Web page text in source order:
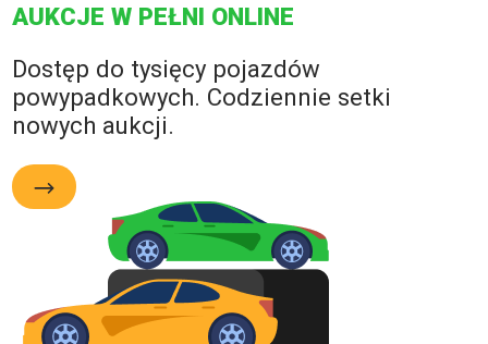
AUKCJE W PEŁNI ONLINE
Dostęp do tysięcy pojazdów
powypadkowych. Codziennie setki
nowych aukcji.